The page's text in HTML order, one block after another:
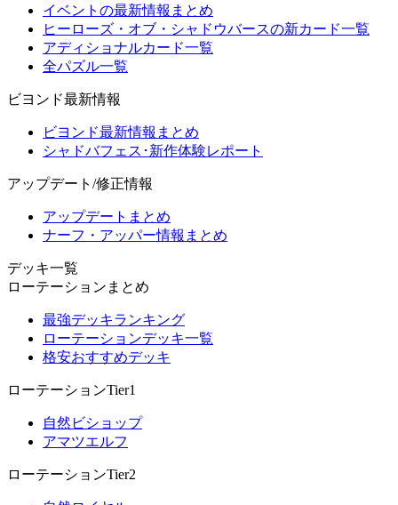
イベントの最新情報まとめ
ヒーローズ・オブ・シャドウバースの新カード一覧
アディショナルカード一覧
全パズル一覧
ビヨンド最新情報
ビヨンド最新情報まとめ
シャドバフェス･新作体験レポート
アップデート/修正情報
アップデートまとめ
ナーフ・アッパー情報まとめ
デッキ一覧
ローテーションまとめ
最強デッキランキング
ローテーションデッキ一覧
格安おすすめデッキ
ローテーションTier1
自然ビショップ
アマツエルフ
ローテーションTier2